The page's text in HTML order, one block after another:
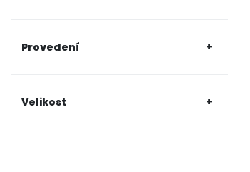
Provedení
Velikost